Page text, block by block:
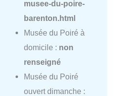
musee-du-poire-
barenton.html
Musée du Poiré à
domicile : non
renseigné
Musée du Poiré
ouvert dimanche :